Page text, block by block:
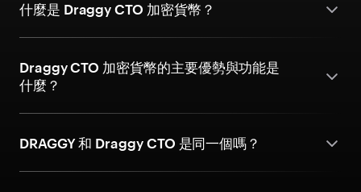
什麼是 Draggy CTO 加密貨幣？
Draggy CTO 加密貨幣的主要優勢與功能是
什麼？
DRAGGY 和 Draggy CTO 是同一個嗎？